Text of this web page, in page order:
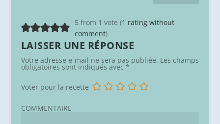
5 from 1 vote (1 rating without
comment)
LAISSER UNE RÉPONSE
Votre adresse e-mail ne sera pas publiée. Les champs
obligatoires sont indiqués avec *
Voter pour la recette
COMMENTAIRE